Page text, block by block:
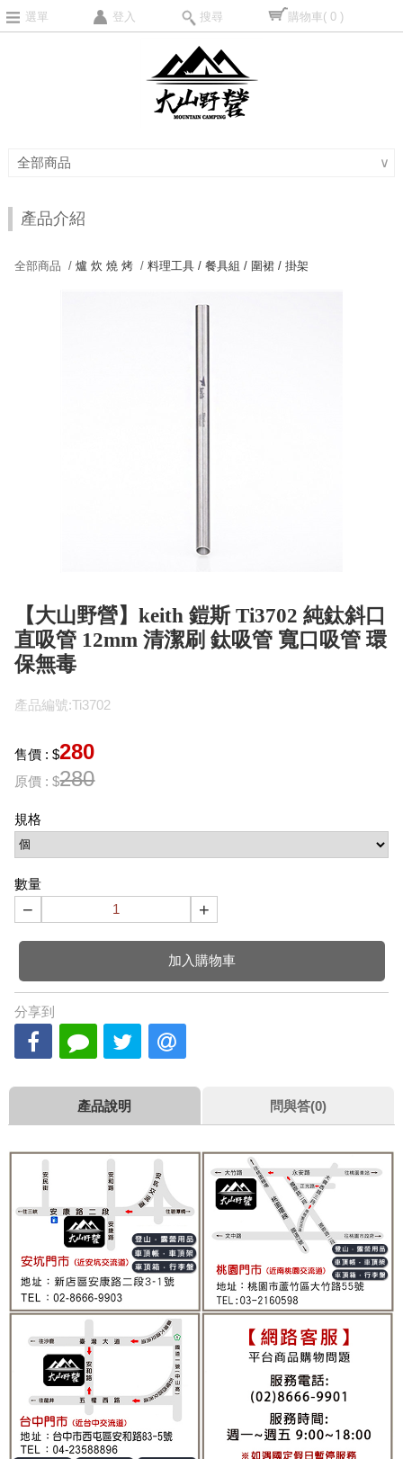
選單 登入 搜尋 購物車( 0 )
全部商品 ∨
產品介紹
全部商品 /爐 炊 燒 烤 /料理工具 / 餐具組 / 圍裙 / 掛架
【大山野營】keith 鎧斯 Ti3702 純鈦斜口
直吸管 12mm 清潔刷 鈦吸管 寬口吸管 環
保無毒
產品編號:Ti3702
售價 : $280
原價 : $280
規格
數量
− +
加入購物車
分享到
產品說明 問與答(0)